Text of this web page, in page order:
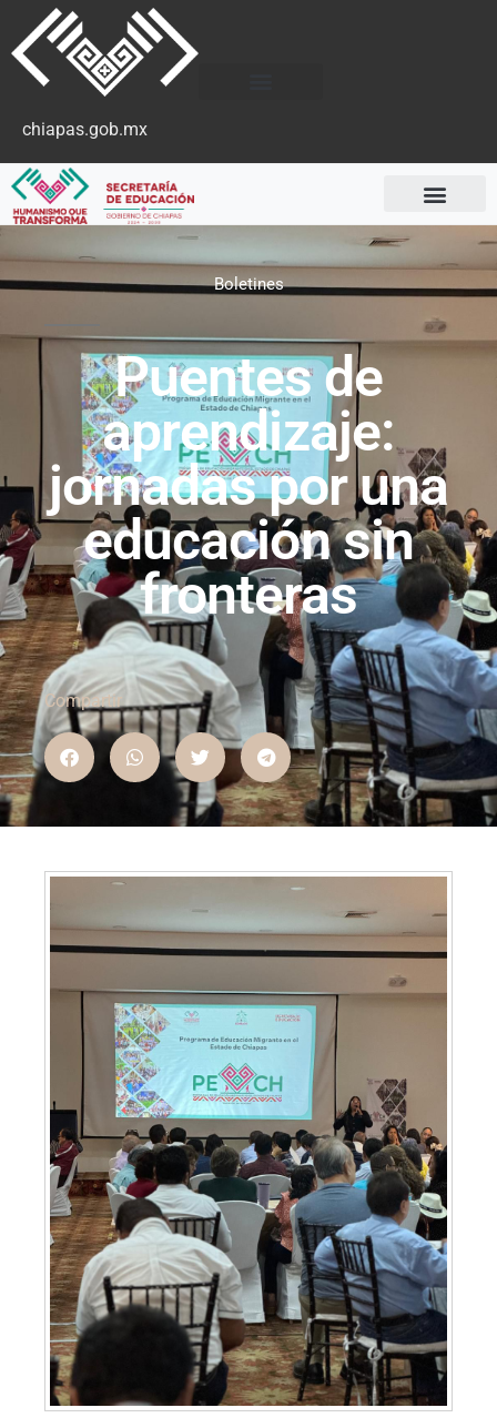
chiapas.gob.mx
Boletines
Puentes de
aprendizaje:
jornadas por una
educación sin
fronteras
Compartir